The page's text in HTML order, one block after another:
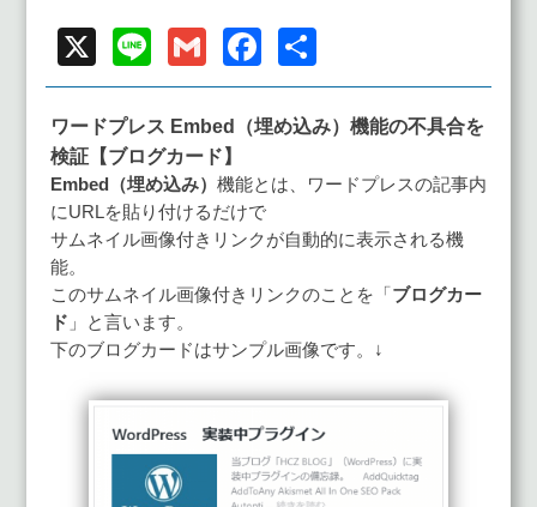
X Line GmailFacebook
有
ワードプレス Embed（埋め込み）機能の不具合を
検証【ブログカード】
Embed（埋め込み） 機能とは、ワードプレスの記事内
にURLを貼り付けるだけで
サムネイル画像付きリンクが自動的に表示される機
能。
このサムネイル画像付きリンクのことを「 ブログカー
ド 」と言います。
下のブログカードはサンプル画像です。↓